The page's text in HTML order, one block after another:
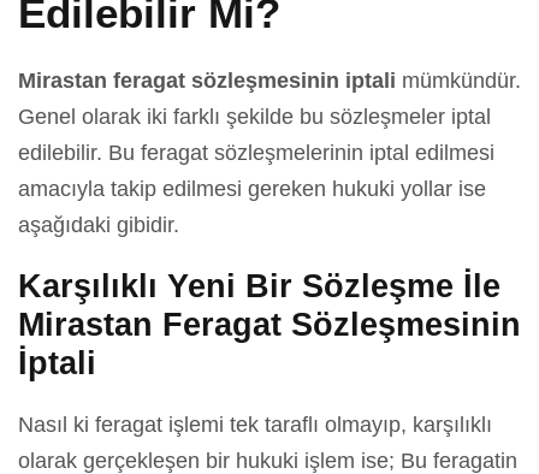
Edilebilir Mi?
Mirastan feragat sözleşmesinin iptali mümkündür.
Genel olarak iki farklı şekilde bu sözleşmeler iptal
edilebilir. Bu feragat sözleşmelerinin iptal edilmesi
amacıyla takip edilmesi gereken hukuki yollar ise
aşağıdaki gibidir.
Karşılıklı Yeni Bir Sözleşme İle
Mirastan Feragat Sözleşmesinin
İptali
Nasıl ki feragat işlemi tek taraflı olmayıp, karşılıklı
olarak gerçekleşen bir hukuki işlem ise; Bu feragatin